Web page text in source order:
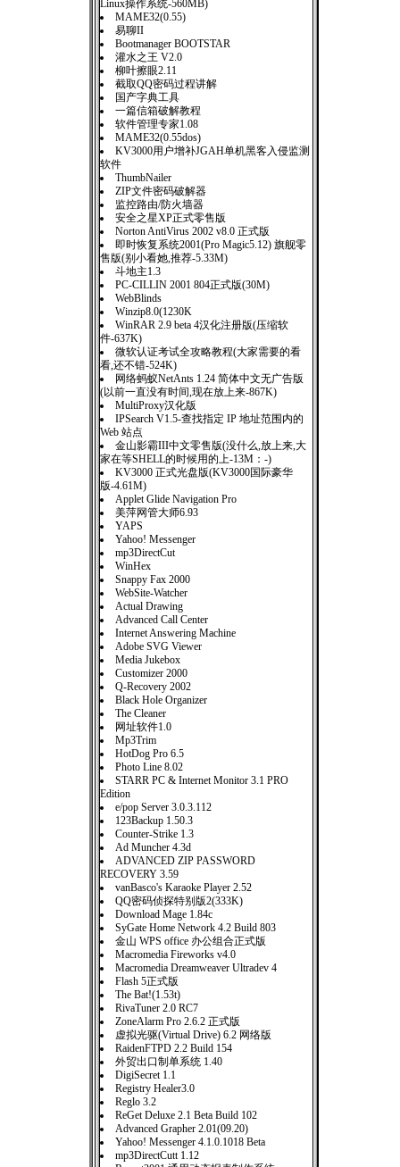
Linux操作系统-560MB)
MAME32(0.55)
易聊II
Bootmanager BOOTSTAR
灌水之王 V2.0
柳叶擦眼2.11
截取QQ密码过程讲解
国产字典工具
一篇信箱破解教程
软件管理专家1.08
MAME32(0.55dos)
KV3000用户增补JGAH单机黑客入侵监测
软件
ThumbNailer
ZIP文件密码破解器
监控路由/防火墙器
安全之星XP正式零售版
Norton AntiVirus 2002 v8.0 正式版
即时恢复系统2001(Pro Magic5.12) 旗舰零
售版(别小看她,推荐-5.33M)
斗地主1.3
PC-CILLIN 2001 804正式版(30M)
WebBlinds
Winzip8.0(1230K
WinRAR 2.9 beta 4汉化注册版(压缩软
件-637K)
微软认证考试全攻略教程(大家需要的看
看,还不错-524K)
网络蚂蚁NetAnts 1.24 简体中文无广告版
(以前一直没有时间,现在放上来-867K)
MultiProxy汉化版
IPSearch V1.5-查找指定 IP 地址范围内的
Web 站点
金山影霸III中文零售版(没什么,放上来,大
家在等SHELL的时候用的上-13M：-)
KV3000 正式光盘版(KV3000国际豪华
版-4.61M)
Applet Glide Navigation Pro
美萍网管大师6.93
YAPS
Yahoo! Messenger
mp3DirectCut
WinHex
Snappy Fax 2000
WebSite-Watcher
Actual Drawing
Advanced Call Center
Internet Answering Machine
Adobe SVG Viewer
Media Jukebox
Customizer 2000
Q-Recovery 2002
Black Hole Organizer
The Cleaner
网址软件1.0
Mp3Trim
HotDog Pro 6.5
Photo Line 8.02
STARR PC & Internet Monitor 3.1 PRO
Edition
e/pop Server 3.0.3.112
123Backup 1.50.3
Counter-Strike 1.3
Ad Muncher 4.3d
ADVANCED ZIP PASSWORD
RECOVERY 3.59
vanBasco's Karaoke Player 2.52
QQ密码侦探特别版2(333K)
Download Mage 1.84c
SyGate Home Network 4.2 Build 803
金山 WPS office 办公组合正式版
Macromedia Fireworks v4.0
Macromedia Dreamweaver Ultradev 4
Flash 5正式版
The Bat!(1.53t)
RivaTuner 2.0 RC7
ZoneAlarm Pro 2.6.2 正式版
虚拟光驱(Virtual Drive) 6.2 网络版
RaidenFTPD 2.2 Build 154
外贸出口制单系统 1.40
DigiSecret 1.1
Registry Healer3.0
Reglo 3.2
ReGet Deluxe 2.1 Beta Build 102
Advanced Grapher 2.01(09.20)
Yahoo! Messenger 4.1.0.1018 Beta
mp3DirectCutt 1.12